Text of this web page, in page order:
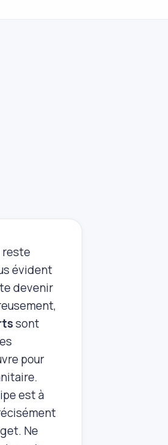
reste
évident
devenir
sont
pour
est à
Ne